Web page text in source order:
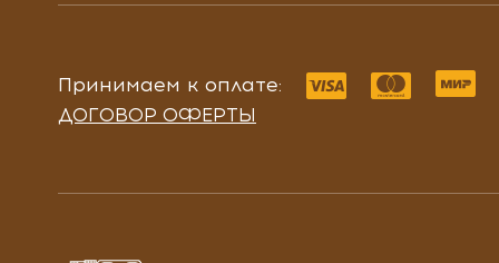
Принимаем к оплате:
ДОГОВОР ОФЕРТЫ